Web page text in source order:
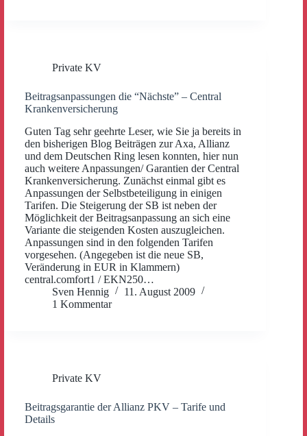
Private KV
Beitragsanpassungen die “Nächste” – Central
Krankenversicherung
Guten Tag sehr geehrte Leser, wie Sie ja bereits in
den bisherigen Blog Beiträgen zur Axa, Allianz
und dem Deutschen Ring lesen konnten, hier nun
auch weitere Anpassungen/ Garantien der Central
Krankenversicherung. Zunächst einmal gibt es
Anpassungen der Selbstbeteiligung in einigen
Tarifen. Die Steigerung der SB ist neben der
Möglichkeit der Beitragsanpassung an sich eine
Variante die steigenden Kosten auszugleichen.
Anpassungen sind in den folgenden Tarifen
vorgesehen. (Angegeben ist die neue SB,
Veränderung in EUR in Klammern)
central.comfort1 / EKN250…
Sven Hennig
11. August 2009
1 Kommentar
Private KV
Beitragsgarantie der Allianz PKV – Tarife und
Details